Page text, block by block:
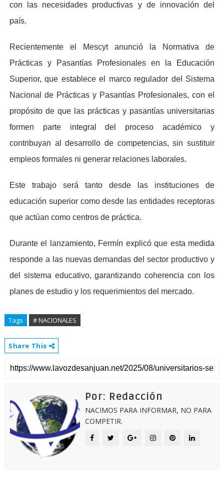
con las necesidades productivas y de innovación del
país.
Recientemente el Mescyt anunció la Normativa de
Prácticas y Pasantías Profesionales en la Educación
Superior, que establece el marco regulador del Sistema
Nacional de Prácticas y Pasantías Profesionales, con el
propósito de que las prácticas y pasantías universitarias
formen parte integral del proceso académico y
contribuyan al desarrollo de competencias, sin sustituir
empleos formales ni generar relaciones laborales.
Este trabajo será tanto desde las instituciones de
educación superior como desde las entidades receptoras
que actúan como centros de práctica.
Durante el lanzamiento, Fermín explicó que esta medida
responde a las nuevas demandas del sector productivo y
del sistema educativo, garantizando coherencia con los
planes de estudio y los requerimientos del mercado.
Tags # NACIONALES
Share This
Por: Redacción
NACIMOS PARA INFORMAR, NO PARA
COMPETIR.